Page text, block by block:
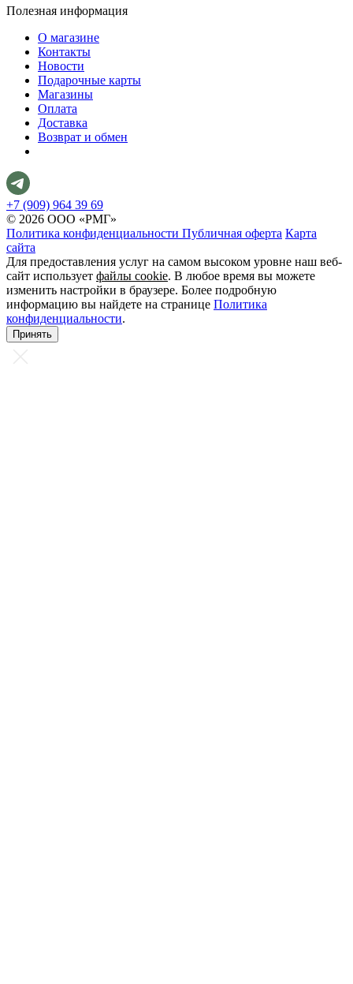
Полезная информация
О магазине
Контакты
Новости
Подарочные карты
Магазины
Оплата
Доставка
Возврат и обмен
+7 (909) 964 39 69
© 2026 ООО «РМГ»
Политика конфиденциальности Публичная оферта Карта
сайта
Для предоставления услуг на самом высоком уровне наш веб-
сайт использует файлы cookie. В любое время вы можете
изменить настройки в браузере. Более подробную
информацию вы найдете на странице Политика
конфиденциальности.
Принять